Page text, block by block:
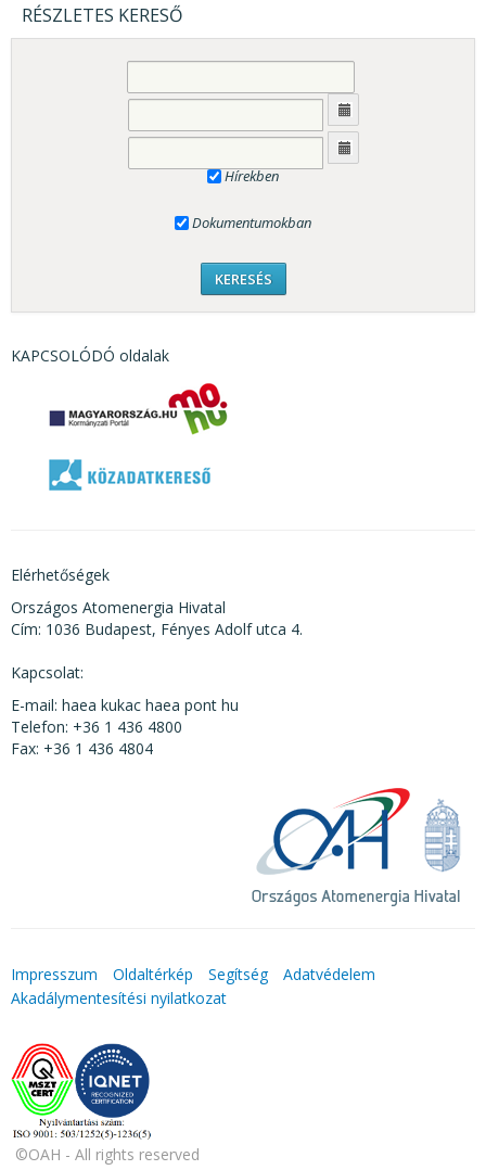
RÉSZLETES KERESŐ
Hírekben
Dokumentumokban
KAPCSOLÓDÓ oldalak
Elérhetőségek
Országos Atomenergia Hivatal
Cím: 1036 Budapest, Fényes Adolf utca 4.
Kapcsolat:
E-mail: haea kukac haea pont hu
Telefon: +36 1 436 4800
Fax: +36 1 436 4804
Impresszum Oldaltérkép Segítség
Adatvédelem
Akadálymentesítési nyilatkozat
©OAH - All rights reserved